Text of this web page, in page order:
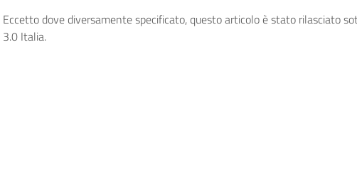
Eccetto dove diversamente specificato, questo articolo è stato rilasciato
3.0 Italia.